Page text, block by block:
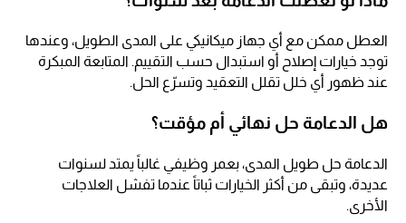
العطل ممكن مع أي جهاز ميكانيكي على المدى الطويل، وعندها
توجد خيارات إصلاح أو استبدال حسب التقييم. المتابعة المبكرة
عند ظهور أي خلل تقلل التعقيد وتسرّع الحل.
هل الدعامة حل نهائي أم مؤقت؟
الدعامة حل طويل المدى، بعمر وظيفي غالباً يمتد لسنوات
عديدة، وتبقى من أكثر الخيارات ثباتاً عندما تفشل العلاجات
الأخرى.